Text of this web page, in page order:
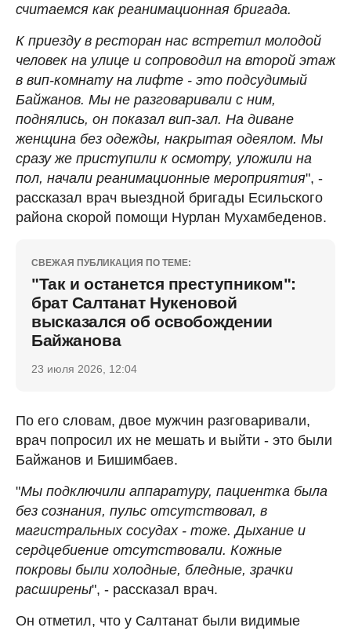
считаемся как реанимационная бригада.
К приезду в ресторан нас встретил молодой
человек на улице и сопроводил на второй этаж
в вип-комнату на лифте - это подсудимый
Байжанов. Мы не разговаривали с ним,
поднялись, он показал вип-зал. На диване
женщина без одежды, накрытая одеялом. Мы
сразу же приступили к осмотру, уложили на
пол, начали реанимационные мероприятия", -
рассказал врач выездной бригады Есильского
района скорой помощи Нурлан Мухамбеденов.
СВЕЖАЯ ПУБЛИКАЦИЯ ПО ТЕМЕ:
"Так и останется преступником":
брат Салтанат Нукеновой
высказался об освобождении
Байжанова
23 июля 2026, 12:04
По его словам, двое мужчин разговаривали,
врач попросил их не мешать и выйти - это были
Байжанов и Бишимбаев.
"Мы подключили аппаратуру, пациентка была
без сознания, пульс отсутствовал, в
магистральных сосудах - тоже. Дыхание и
сердцебиение отсутствовали. Кожные
покровы были холодные, бледные, зрачки
расширены", - рассказал врач.
Он отметил, что у Салтанат были видимые